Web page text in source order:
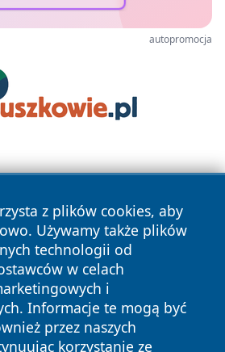
autopromocja
z plików cookies, aby
Używamy także plików
technologii od
w celach
i
Informacje te mogą być
przez naszych
korzystanie ze
Wszystkie prawa
Polityka
Cookies